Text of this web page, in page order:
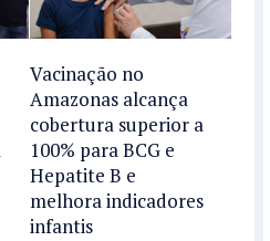
Vacinação no
Amazonas alcança
cobertura superior a
100% para BCG e
Hepatite B e
melhora indicadores
infantis